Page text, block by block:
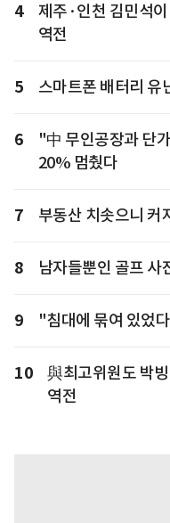
4
제주·인천 김민석
역전
5 스마트폰 배터리 유
6
"中 무인공장과 단
20% 멈췄다
7 부동산 치솟으니 커
8 남자들뿐인 골프
9 "침대에 묶여 있었
10
與최고위원도 박
역전